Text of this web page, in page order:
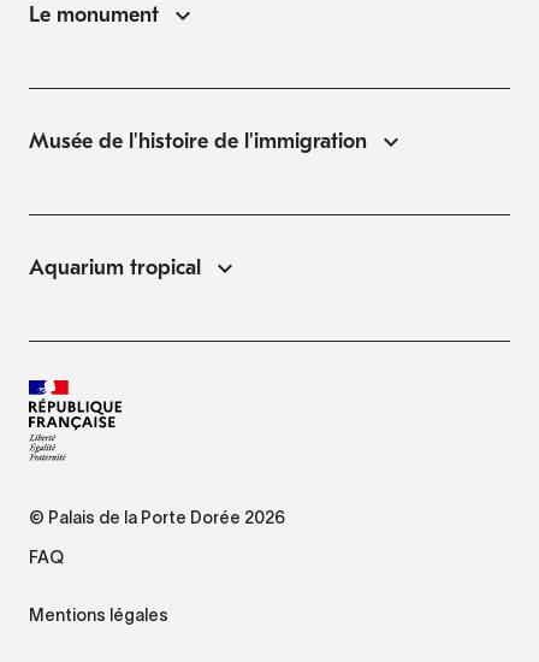
Le monument
Musée de l'histoire de l'immigration
Aquarium tropical
© Palais de la Porte Dorée 2026
FAQ
Mentions légales